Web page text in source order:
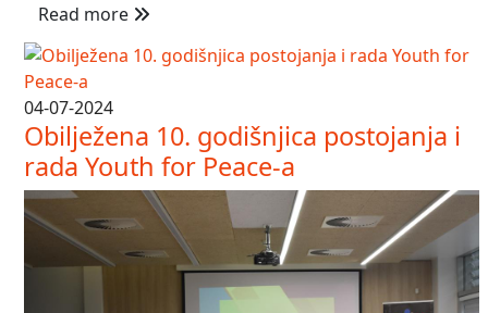
Read more
04-07-2024
Obilježena 10. godišnjica postojanja i
rada Youth for Peace-a